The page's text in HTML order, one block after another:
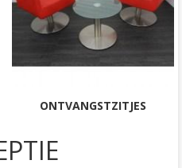
ONTVANGSTZITJES